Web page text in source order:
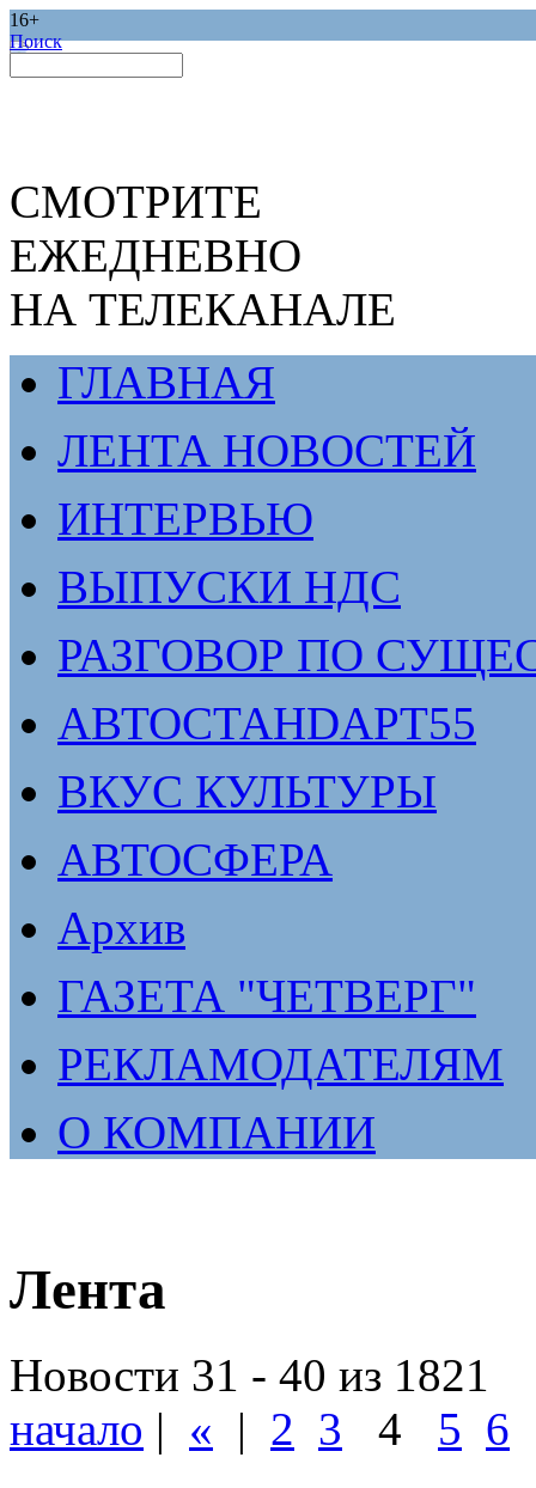
16+
Поиск
СМОТРИТЕ
ЕЖЕДНЕВНО
НА ТЕЛЕКАНАЛЕ
ГЛАВНАЯ
ЛЕНТА НОВОСТЕЙ
ИНТЕРВЬЮ
ВЫПУСКИ НДС
РАЗГОВОР ПО
АВТОСТАНDАРТ55
ВКУС КУЛЬТУРЫ
АВТОСФЕРА
Архив
ГАЗЕТА "ЧЕТВЕРГ"
РЕКЛАМОДАТЕЛЯМ
О КОМПАНИИ
Лента
Новости 31 - 40 из 1821
начало | « | 2 3 4 5 6